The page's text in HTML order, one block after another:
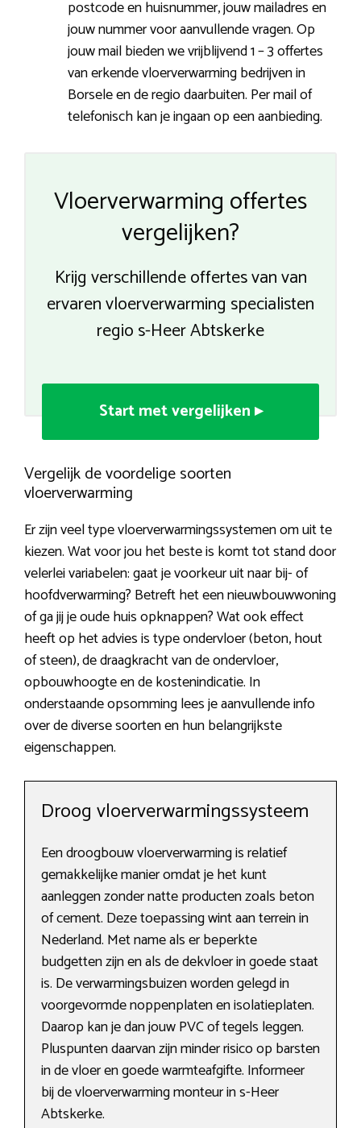
postcode en huisnummer, jouw mailadres en
jouw nummer voor aanvullende vragen. Op
jouw mail bieden we vrijblijvend 1 – 3 offertes
van erkende vloerverwarming bedrijven in
Borsele en de regio daarbuiten. Per mail of
telefonisch kan je ingaan op een aanbieding.
Vloerverwarming offertes
vergelijken?
Krijg verschillende offertes van van
ervaren vloerverwarming specialisten
regio s-Heer Abtskerke
Start met vergelijken ▸
Vergelijk de voordelige soorten
vloerverwarming
Er zijn veel type vloerverwarmingssystemen om uit te
kiezen. Wat voor jou het beste is komt tot stand door
velerlei variabelen: gaat je voorkeur uit naar bij- of
hoofdverwarming? Betreft het een nieuwbouwwoning
of ga jij je oude huis opknappen? Wat ook effect
heeft op het advies is type ondervloer (beton, hout
of steen), de draagkracht van de ondervloer,
opbouwhoogte en de kostenindicatie. In
onderstaande opsomming lees je aanvullende info
over de diverse soorten en hun belangrijkste
eigenschappen.
Droog vloerverwarmingssysteem
Een droogbouw vloerverwarming is relatief
gemakkelijke manier omdat je het kunt
aanleggen zonder natte producten zoals beton
of cement. Deze toepassing wint aan terrein in
Nederland. Met name als er beperkte
budgetten zijn en als de dekvloer in goede staat
is. De verwarmingsbuizen worden gelegd in
voorgevormde noppenplaten en isolatieplaten.
Daarop kan je dan jouw PVC of tegels leggen.
Pluspunten daarvan zijn minder risico op barsten
in de vloer en goede warmteafgifte. Informeer
bij de vloerverwarming monteur in s-Heer
Abtskerke.